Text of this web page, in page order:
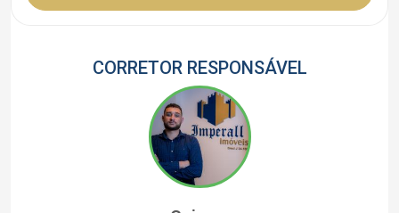
CORRETOR RESPONSÁVEL